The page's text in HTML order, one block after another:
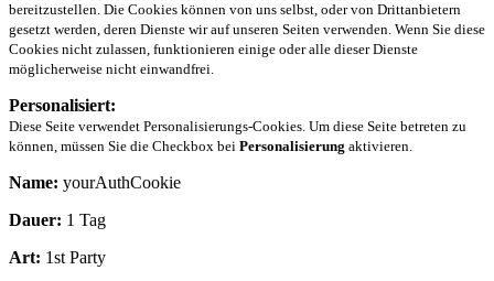
bereitzustellen. Die Cookies können von uns selbst, oder von Drittanbietern
gesetzt werden, deren Dienste wir auf unseren Seiten verwenden. Wenn Sie diese
Cookies nicht zulassen, funktionieren einige oder alle dieser Dienste
möglicherweise nicht einwandfrei.
Personalisiert:
Diese Seite verwendet Personalisierungs-Cookies. Um diese Seite betreten zu
können, müssen Sie die Checkbox bei Personalisierung aktivieren.
Name: yourAuthCookie
Dauer: 1 Tag
Art: 1st Party